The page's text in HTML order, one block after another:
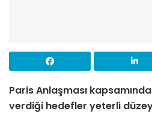
Paris Anlaşması
verdiği hedefler yeterli